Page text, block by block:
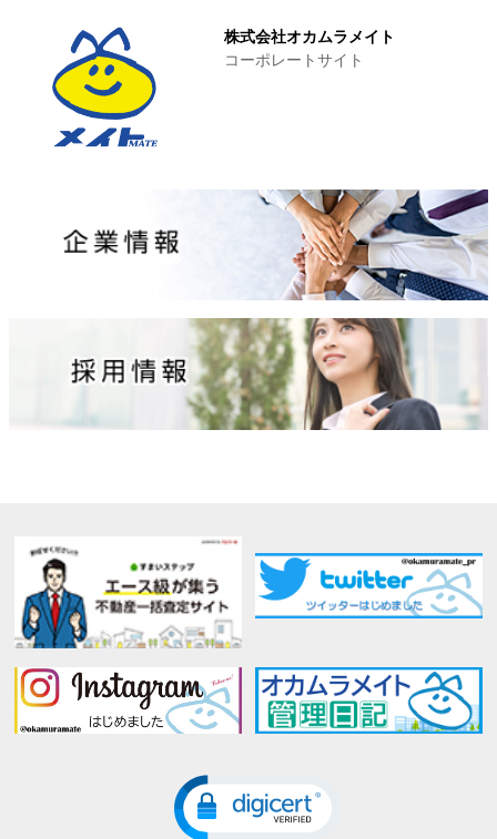
株式会社オカムラメイト
コーポレートサイト